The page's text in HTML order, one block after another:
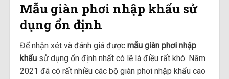
Mẫu giàn phơi nhập khẩu sử
dụng ổn định
Để nhận xét và đánh giá được mẫu giàn phơi nhập
khẩusử dụng ổn định nhất có lẽ là điều rất khó. Năm
2021 đã có rất nhiều các bộ giàn phơi nhập khẩu cao